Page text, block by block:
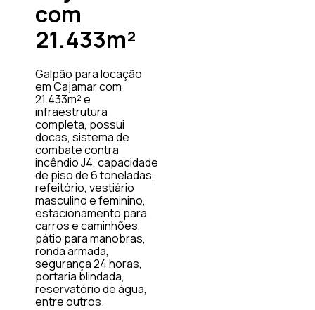
com
21.433m²
Galpão para locação
em Cajamar com
21.433m² e
infraestrutura
completa, possui
docas, sistema de
combate contra
incêndio J4, capacidade
de piso de 6 toneladas,
refeitório, vestiário
masculino e feminino,
estacionamento para
carros e caminhões,
pátio para manobras,
ronda armada,
segurança 24 horas,
portaria blindada,
reservatório de água,
entre outros.